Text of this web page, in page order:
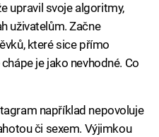
upravil svoje algoritmy,
uživatelům. Začne
které sice přímo
je jako nevhodné. Co
například nepovoluje
či sexem. Výjimkou